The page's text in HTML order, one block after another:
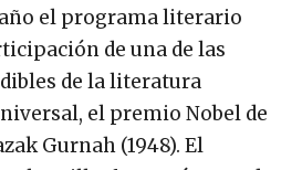
el programa literario
de una de las
de la literatura
el premio Nobel de
Gurnah (1948). El